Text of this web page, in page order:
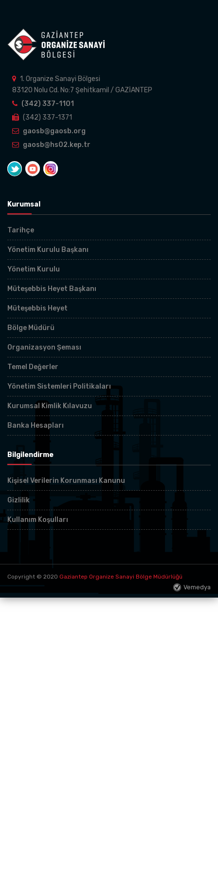
1. Organize Sanayi Bölgesi
83120 Nolu Cd. No:7 Şehitkamil / GAZİANTEP
(342) 337-1101
(342) 337-1371
gaosb@gaosb.org
gaosb@hs02.kep.tr
Kurumsal
Tarihçe
Yönetim Kurulu Başkanı
Yönetim Kurulu
Müteşebbis Heyet Başkanı
Müteşebbis Heyet
Bölge Müdürü
Organizasyon Şeması
Temel Değerler
Yönetim Sistemleri Politikaları
Kurumsal Kimlik Kılavuzu
Banka Hesapları
Bilgilendirme
Kişisel Verilerin Korunması Kanunu
Gizlilik
Kullanım Koşulları
Copyright © 2020 Gaziantep Organize Sanayi Bölge Müdürlüğü
Vemedya